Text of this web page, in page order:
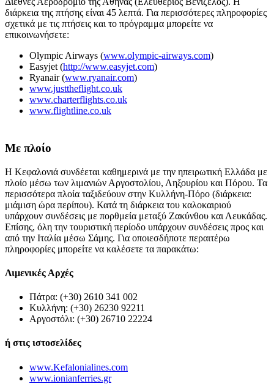
διάρκεια της πτήσης είναι 45 λεπτά. Για περισσότερες πληροφορίες
σχετικά με τις πτήσεις και το πρόγραμμα μπορείτε να
επικοινωνήσετε:
Olympic Airways (www.olympic-airways.com)
Easyjet (http://www.easyjet.com)
Ryanair (www.ryanair.com)
www.justtheflight.co.uk
www.charterflights.co.uk
www.flightline.co.uk
Με πλοίο
Η Κεφαλονιά συνδέεται καθημερινά με την ηπειρωτική Ελλάδα με
πλοίο μέσω των λιμανιών Αργοστολίου, Ληξουρίου και Πόρου. Τα
περισσότερα πλοία ταξιδεύουν στην Κυλλήνη-Πόρο (διάρκεια:
μιάμιση ώρα περίπου). Κατά τη διάρκεια του καλοκαιριού
υπάρχουν συνδέσεις με πορθμεία μεταξύ Ζακύνθου και Λευκάδας.
Επίσης, όλη την τουριστική περίοδο υπάρχουν συνδέσεις προς και
από την Ιταλία μέσω Σάμης. Για οποιεσδήποτε περαιτέρω
πληροφορίες μπορείτε να καλέσετε τα παρακάτω:
Λιμενικές Αρχές
Πάτρα: (+30) 2610 341 002
Κυλλήνη: (+30) 26230 92211
Αργοστόλι: (+30) 26710 22224
ή στις ιστοσελίδες
www.Kefalonialines.com
www.ionianferries.gr